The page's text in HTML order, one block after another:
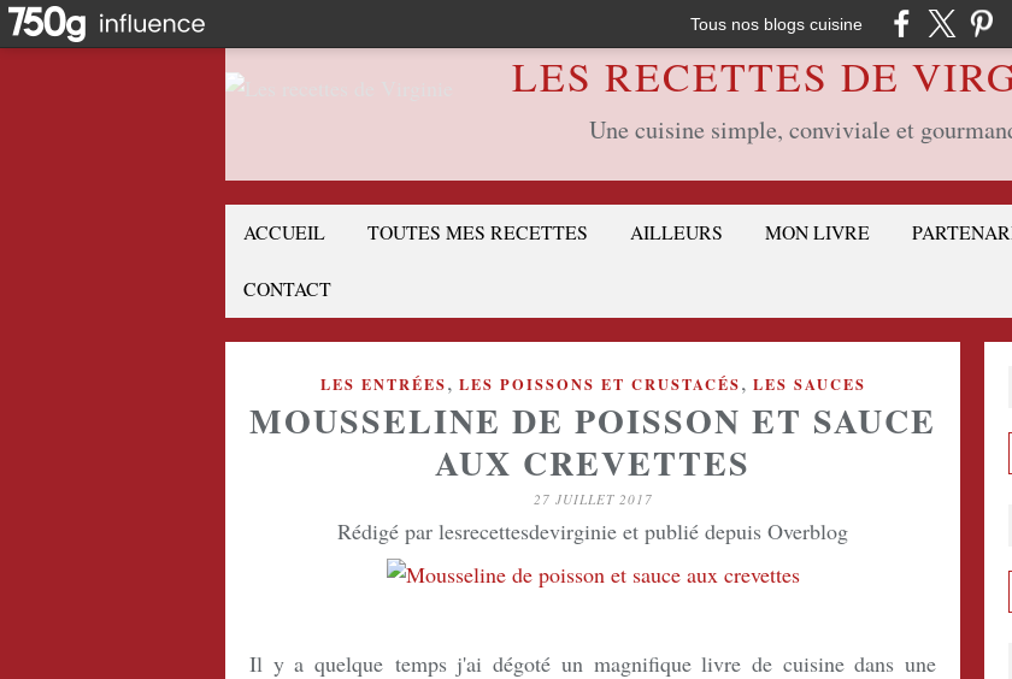
Tous nos blogs cuisine
LES RECETTES DE
Une cuisine simple, conviviale et
ACCUEIL TOUTES MES RECETTES AILLEURS MON LIVRE
CONTACT
LES ENTRÉES, LES POISSONS ET CRUSTACÉS, LES SAUCES
MOUSSELINE DE POISSON ET SAUCE
AUX CREVETTES
27 JUILLET 2017
Rédigé par lesrecettesdevirginie et publié depuis Overblog
Il y a quelque temps j'ai dégoté un magnifique livre de cuisine dans une